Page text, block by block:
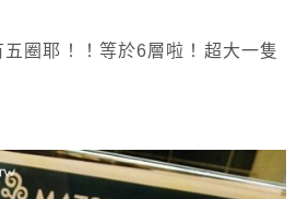
圈耶！！等於6層啦！超大一隻